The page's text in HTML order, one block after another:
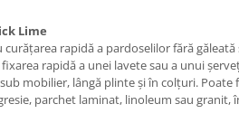
Lime
rapidă a pardoselilor fără găleată
rapidă a unei lavete sau a unui
mobilier, lângă plinte și în colțuri. Poate
parchet laminat, linoleum sau granit,